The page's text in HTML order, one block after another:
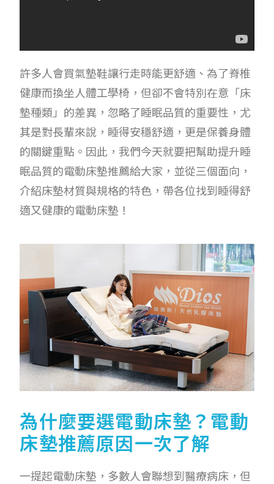
許多人會買氣墊鞋讓行走時能更舒適、為了脊椎
健康而換坐人體工學椅，但卻不會特別在意「床
墊種類」的差異，忽略了睡眠品質的重要性，尤
其是對長輩來說，睡得安穩舒適，更是保養身體
的關鍵重點。因此，我們今天就要把幫助提升睡
眠品質的電動床墊推薦給大家，並從三個面向，
介紹床墊材質與規格的特色，帶各位找到睡得舒
適又健康的電動床墊！
為什麼要選電動床墊？電動
床墊推薦原因一次了解
一提起電動床墊，多數人會聯想到醫療病床，但